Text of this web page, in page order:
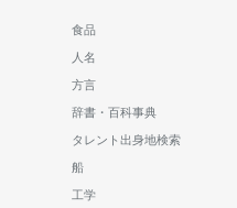
食品
人名
方言
辞書・百科事典
タレント出身地検索
船
工学